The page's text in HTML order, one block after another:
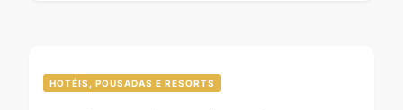
HOTÉIS, POUSADAS E RESORTS